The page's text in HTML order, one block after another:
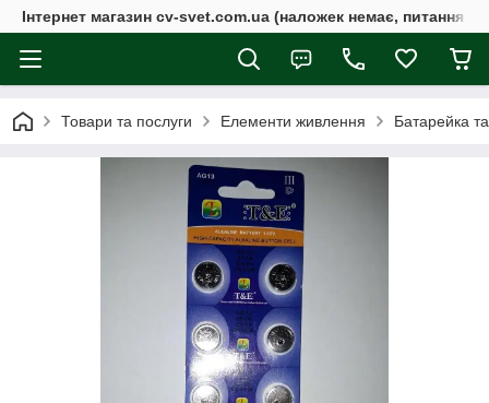
Інтернет магазин cv-svet.com.ua (наложек немає, питання у
Товари та послуги Елементи живлення Батарейка